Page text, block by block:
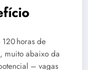
horas de
muito abaixo da
– vagas